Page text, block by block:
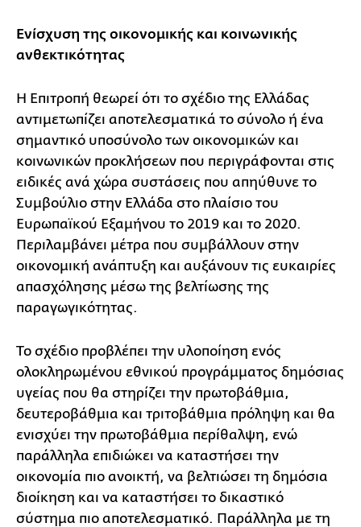
Ενίσχυση της οικονομικής και κοινωνικής
ανθεκτικότητας
Η Επιτροπή θεωρεί ότι το σχέδιο της Ελλάδας
αντιμετωπίζει αποτελεσματικά το σύνολο ή ένα
σημαντικό υποσύνολο των οικονομικών και
κοινωνικών προκλήσεων που περιγράφονται στις
ειδικές ανά χώρα συστάσεις που απηύθυνε το
Συμβούλιο στην Ελλάδα στο πλαίσιο του
Ευρωπαϊκού Εξαμήνου το 2019 και το 2020.
Περιλαμβάνει μέτρα που συμβάλλουν στην
οικονομική ανάπτυξη και αυξάνουν τις ευκαιρίες
απασχόλησης μέσω της βελτίωσης της
παραγωγικότητας.
Το σχέδιο προβλέπει την υλοποίηση ενός
ολοκληρωμένου εθνικού προγράμματος δημόσιας
υγείας που θα στηρίζει την πρωτοβάθμια,
δευτεροβάθμια και τριτοβάθμια πρόληψη και θα
ενισχύει την πρωτοβάθμια περίθαλψη, ενώ
παράλληλα επιδιώκει να καταστήσει την
οικονομία πιο ανοικτή, να βελτιώσει τη δημόσια
διοίκηση και να καταστήσει το δικαστικό
σύστημα πιο αποτελεσματικό. Παράλληλα με τη